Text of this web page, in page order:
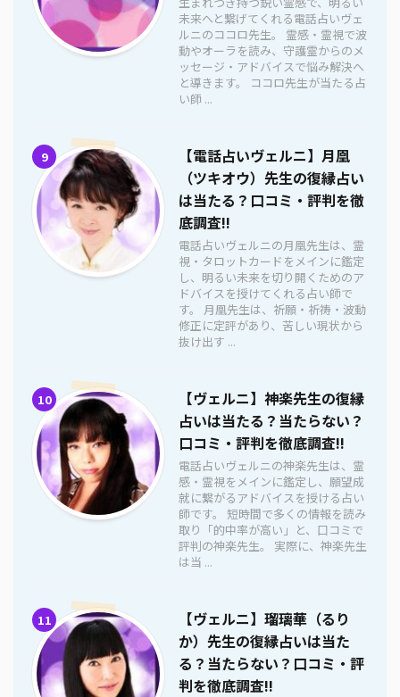
未来へと繋げてくれる電話占いヴェ
ルニのココロ先生。 霊感・霊視で波
動やオーラを読み、守護霊からのメ
ッセージ・アドバイスで悩み解決へ
と導きます。 ココロ先生が当たる占
い師 ...
9
【電話占いヴェルニ】月凰
（ツキオウ）先生の復縁占い
は当たる？口コミ・評判を徹
底調査!!
電話占いヴェルニの月凰先生は、霊
視・タロットカードをメインに鑑定
し、明るい未来を切り開くためのア
ドバイスを授けてくれる占い師で
す。 月凰先生は、祈願・祈祷・波動
修正に定評があり、苦しい現状から
抜け出す ...
10
【ヴェルニ】神楽先生の復縁
占いは当たる？当たらない？
口コミ・評判を徹底調査!!
電話占いヴェルニの神楽先生は、霊
感・霊視をメインに鑑定し、願望成
就に繋がるアドバイスを授ける占い
師です。 短時間で多くの情報を読み
取り「的中率が高い」と、口コミで
評判の神楽先生。 実際に、神楽先生
は当 ...
11
【ヴェルニ】瑠璃華（るり
か）先生の復縁占いは当た
る？当たらない？口コミ・評
判を徹底調査!!